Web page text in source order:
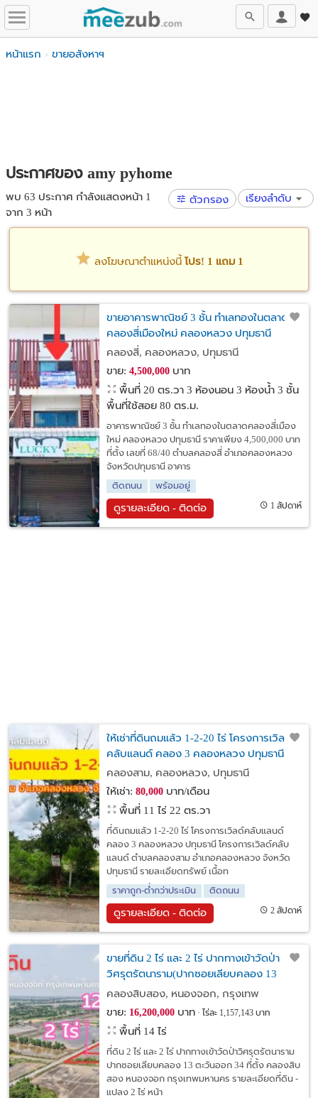
หน้าแรก ขายอสังหาฯ
ประกาศของ amy pyhome
พบ 63 ประกาศ กำลังแสดงหน้า 1
จาก 3 หน้า
ตัวกรอง เรียงลำดับ
ลงโฆษณาตำแหน่งนี้ โปร! 1 แถม 1
ขายอาคารพาณิชย์ 3 ชั้น ทำเลทองในตลาด
คลองสี่เมืองใหม่ คลองหลวง ปทุมธานี
คลองสี่, คลองหลวง, ปทุมธานี
ขาย: 4,500,000บาท
พื้นที่ 20 ตร.วา 3 ห้องนอน 3 ห้องน้ำ 3 ชั้น
พื้นที่ใช้สอย 80 ตร.ม.
อาคารพาณิชย์ 3 ชั้น ทำเลทองในตลาดคลองสี่เมือง
ใหม่ คลองหลวง ปทุมธานี ราคาเพียง 4,500,000 บาท
ที่ตั้ง เลขที่ 68/40 ตำบลคลองสี่ อำเภอคลองหลวง
จังหวัดปทุมธานี อาคาร
ติดถนน
พร้อมอยู่
ดูรายละเอียด - ติดต่อ 1 สัปดาห์
ให้เช่าที่ดินถมแล้ว 1-2-20 ไร่ โครงการเวิลด์
คลับแลนด์ คลอง 3 คลองหลวง ปทุมธานี
คลองสาม, คลองหลวง, ปทุมธานี
ให้เช่า: 80,000บาท/เดือน
พื้นที่ 11 ไร่ 22 ตร.วา
ที่ดินถมแล้ว 1-2-20 ไร่ โครงการเวิลด์คลับแลนด์
คลอง 3 คลองหลวง ปทุมธานี โครงการเวิลด์คลับ
แลนด์ ตำบลคลองสาม อำเภอคลองหลวง จังหวัด
ปทุมธานี รายละเอียดทรัพย์ เนื้อท
ราคาถูก-ต่ำกว่าประเมิน
ติดถนน
ดูรายละเอียด - ติดต่อ 2 สัปดาห์
ขายที่ดิน 2 ไร่ และ 2 ไร่ ปากทางเข้าวัดป่า
วิศรุตรัตนาราม(ปากซอยเลียบคลอง 13
ตะวันออก 34)
คลองสิบสอง, หนองจอก, กรุงเทพ
ขาย: 16,200,000บาท ไร่ละ 1,157,143 บาท
พื้นที่ 14 ไร่
ที่ดิน 2 ไร่ และ 2 ไร่ ปากทางเข้าวัดป่าวิศรุตรัตนาราม
ปากซอยเลียบคลอง 13 ตะวันออก 34 ที่ตั้ง คลองสิบ
สอง หนองจอก กรุงเทพมหานคร รายละเอียดที่ดิน -
แปลง 2 ไร่ หน้า